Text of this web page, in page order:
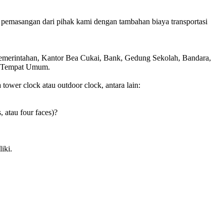
dari pihak kami dengan tambahan biaya transportasi
Kantor Bea Cukai, Bank, Gedung Sekolah, Bandara,
Umum.
clock atau outdoor clock, antara lain:
atau four faces)?